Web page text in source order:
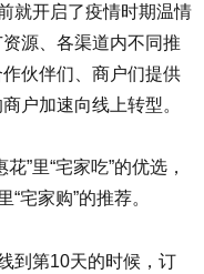
就开启了疫情时期温情
源、各渠道内不同推
伙伴们、商户们提供
户加速向线上转型。
”里“宅家吃”的优选，
宅家购”的推荐。
到第10天的时候，订